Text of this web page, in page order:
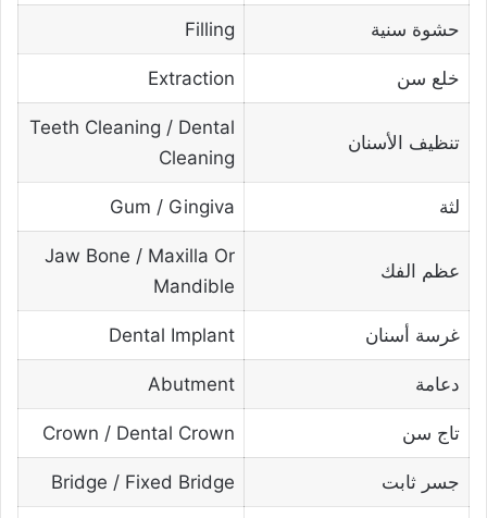
حشوة سنية Filling
خلع سن Extraction
تنظيف الأسنان
Teeth Cleaning / Dental
Cleaning
لثة Gum / Gingiva
عظم الفك
Jaw Bone / Maxilla Or
Mandible
غرسة أسنان Dental Implant
دعامة Abutment
تاج سن Crown / Dental Crown
جسر ثابت Bridge / Fixed Bridge